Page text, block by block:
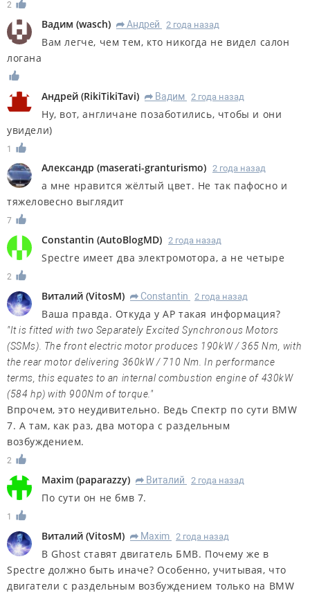
2
Вадим (wasch) R Андрей 2 года назад
Вам легче, чем тем, кто никогда не видел салон
логана
Андрей (RikiTikiTavi) R Вадим 2 года назад
Ну, вот, англичане позаботились, чтобы и они
увидели)
1
Александр (maserati-granturismo) 2 года назад
а мне нравится жёлтый цвет. Не так пафосно и
тяжеловесно выглядит
7
Constantin (AutoBlogMD) 2 года назад
Spectre имеет два электромотора, а не четыре
2
Виталий (VitosM) R Constantin 2 года назад
Ваша правда. Откуда у АР такая информация?
"It is fitted with two Separately Excited Synchronous Motors
(SSMs). The front electric motor produces 190kW / 365 Nm, with
the rear motor delivering 360kW / 710 Nm. In performance
terms, this equates to an internal combustion engine of 430kW
(584 hp) with 900Nm of torque."
Впрочем, это неудивительно. Ведь Спектр по сути BMW
7. А там, как раз, два мотора с раздельным
возбуждением.
2
Maxim (paparazzy) R Виталий 2 года назад
По сути он не бмв 7.
1
Виталий (VitosM) R Maxim 2 года назад
В Ghost ставят двигатель БМВ. Почему же в
Spectre должно быть иначе? Особенно, учитывая, что
двигатели с раздельным возбуждением только на BMW